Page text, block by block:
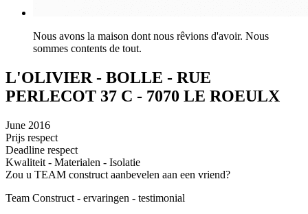
Nous avons la maison dont nous rêvions d'avoir. Nous
sommes contents de tout.
L'OLIVIER - BOLLE - RUE
PERLECOT 37 C - 7070 LE ROEULX
June 2016
Prijs respect
Deadline respect
Kwaliteit - Materialen - Isolatie
Zou u TEAM construct aanbevelen aan een vriend?
Team Construct - ervaringen - testimonial